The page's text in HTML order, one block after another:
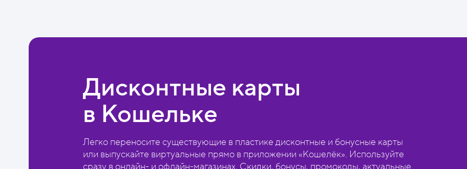
Дисконтные карты
в Кошельке
Легко переносите существующие в пластике дисконтные и бонусные карты
или выпускайте виртуальные прямо в приложении «Кошелёк». Используйте
сразу в онлайн- и офлайн-магазинах. Скидки, бонусы, промокоды, актуальные